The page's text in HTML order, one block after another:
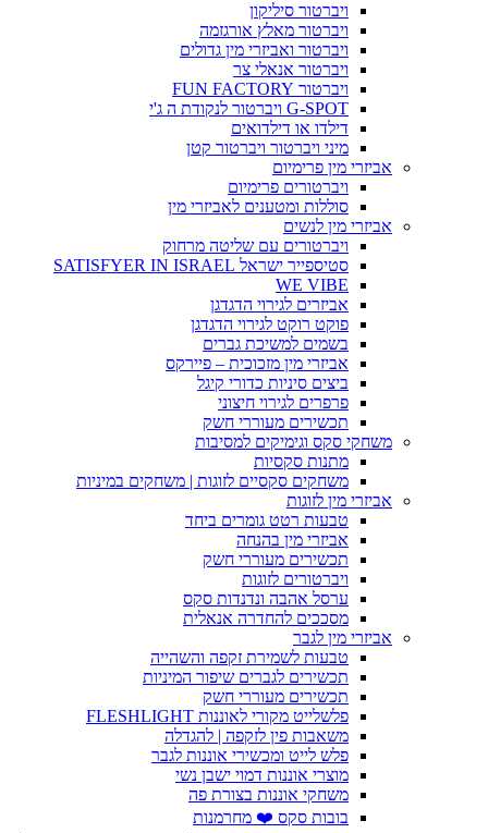
ויברטור סיליקון
ויברטור מאלץ אורגזמה
ויברטור ואביזרי מין גדולים
ויברטור אנאלי צר
ויברטור FUN FACTORY
G-SPOT ויברטור לנקודת ה ג'י
דילדו או דילדואים
מיני ויברטור ויברטור קטן
אביזרי מין פרימיום
ויברטורים פרימיום
סוללות ומטענים לאביזרי מין
אביזרי מין לנשים
ויברטורים עם שליטה מרחוק
סטיספייר ישראל SATISFYER IN ISRAEL
WE VIBE
אביזרים לגירוי הדגדגן
פוקט רוקט לגירוי הדגדגן
בשמים למשיכת גברים
אביזרי מין מזכוכית – פיירקס
ביצים סיניות כדורי קיגל
פרפרים לגירוי חיצוני
תכשירים מעוררי חשק
משחקי סקס וגימיקים למסיבות
מתנות סקסיות
משחקים סקסיים לזוגות | משחקים במיניות
אביזרי מין לזוגות
טבעות רטט גומרים ביחד
אביזרי מין בהנחה
תכשירים מעוררי חשק
ויברטורים לזוגות
ערסל אהבה ונדנדות סקס
מסככים להחדרה אנאלית
אביזרי מין לגבר
טבעות לשמירת זקפה והשהייה
תכשירים לגברים שיפור המיניות
תכשירים מעוררי חשק
פלשלייט מקורי לאוננות FLESHLIGHT
משאבות פין לזקפה | להגדלה
פלש לייט ומכשירי אוננות לגבר
מוצרי אוננות דמוי ישבן נשי
משחקי אוננות בצורת פה
בובות סקס ❤️ מחרמנות